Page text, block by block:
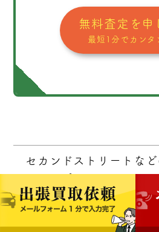
無料査定を申
最短1分でカンタ
セカンドストリートなど
やっぱり一番身近なのは、街